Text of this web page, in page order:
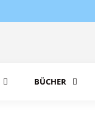
BÜCHER